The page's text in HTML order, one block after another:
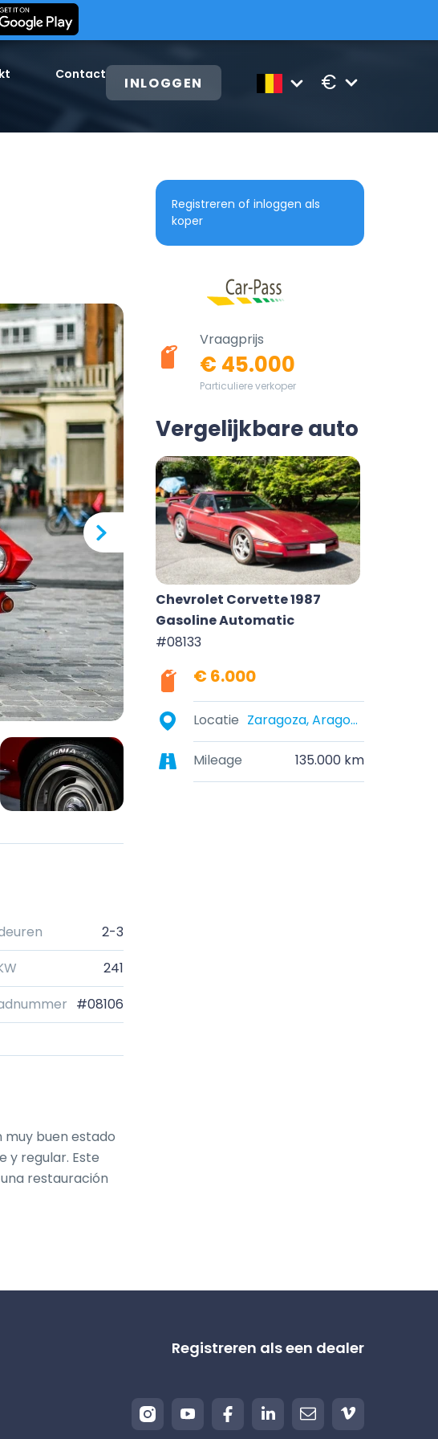
Contact INLOGGEN €
2-3
241
#08106
muy buen estado
y regular. Este
restauración
Registreren of inloggen als
koper
Vraagprijs
€ 45.000
Particuliere verkoper
Vergelijkbare auto
Chevrolet Corvette 1987
Gasoline Automatic
#08133
€ 6.000
Locatie Zaragoza, Aragon, Spain
Mileage 135.000 km
Registreren als een dealer